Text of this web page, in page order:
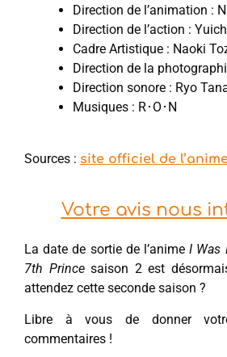
Direction de l’animation :
Direction de l’action :
Cadre Artistique : Naoki
Direction de la
Direction sonore : Ryo
Musiques : R･O･N
Sources : site officiel de
Votre avis nous
La date de sortie de l’animeI Was
7th Princesaison 2 est
attendez cette seconde saison ?
Libre à vous de donner
commentaires !